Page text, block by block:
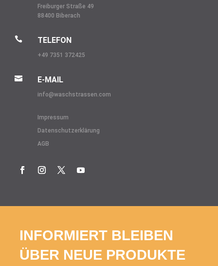
Freiburger Straße 49
88400 Biberach
 TELEFON
+49 7351 372425
 E-MAIL
info@waschstrassen.com
Impressum
Datenschutzerklärung
AGB
INFORMIERT BLEIBEN
ÜBER NEUE PRODUKTE